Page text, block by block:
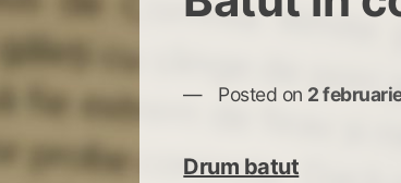
Posted on 2
Drum batut